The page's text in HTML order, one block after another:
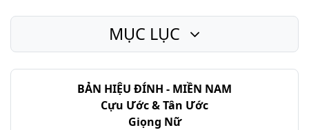
BẢN HIỆU ĐÍNH - MIỀN NAM
Cựu Ước & Tân Ước
Giọng Nữ
MỤC LỤC